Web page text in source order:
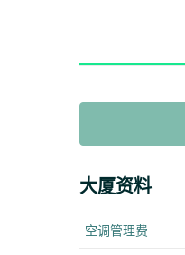
大厦资料
空调管理费